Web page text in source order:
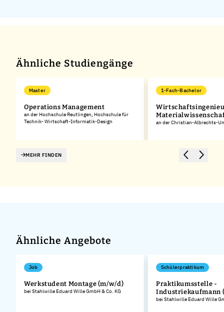
Ähnliche Studiengänge
Master
Operations Management
an der Hochschule Reutlingen, Hochschule für
Technik- Wirtschaft-Informatik-Design
1-Fach-Bachelor
an der Christian-Albrechts-
MEHR FINDEN
Ähnliche Angebote
Job
Werkstudent Montage (m/w/d)
bei Stahlwille Eduard Wille GmbH & Co. KG
Schülerpraktikum
Praktikumsstelle -
Industriekaufmann
bei Stahlwille Eduard Wille